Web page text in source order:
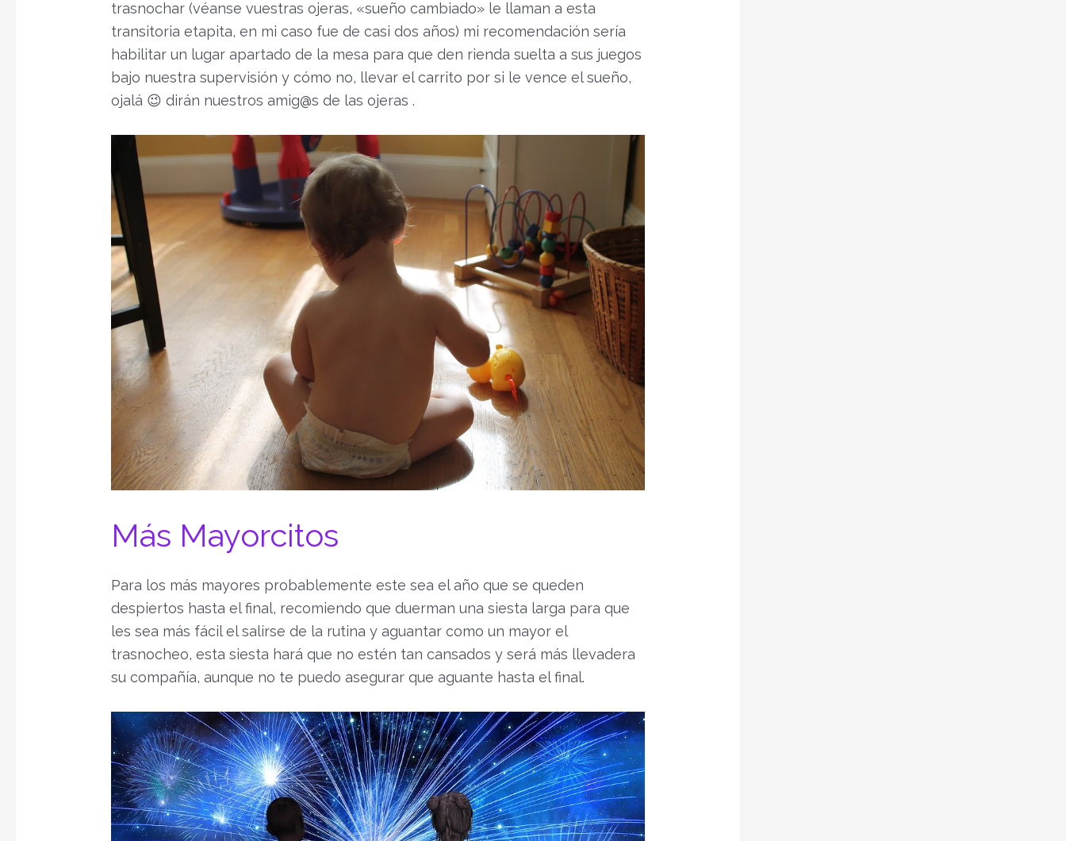
trasnochar (véanse vuestras ojeras, «sueño cambiado» le llaman a esta
transitoria etapita, en mi caso fue de casi dos años) mi recomendación sería
habilitar un lugar apartado de la mesa para que den rienda suelta a sus juegos
bajo nuestra supervisión y cómo no, llevar el carrito por si le vence el sueño,
ojalá 😉 dirán nuestros amig@s de las ojeras .
Más Mayorcitos
Para los más mayores probablemente este sea el año que se queden
despiertos hasta el final, recomiendo que duerman una siesta larga para que
les sea más fácil el salirse de la rutina y aguantar como un mayor el
trasnocheo, esta siesta hará que no estén tan cansados y será más llevadera
su compañía, aunque no te puedo asegurar que aguante hasta el final.